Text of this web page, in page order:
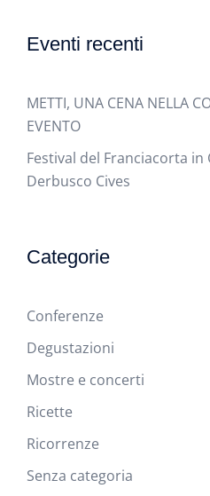
Eventi recenti
METTI, UNA CENA NELLA
EVENTO
Festival del Franciacorta in
Derbusco Cives
Categorie
Conferenze
Degustazioni
Mostre e concerti
Ricette
Ricorrenze
Senza categoria